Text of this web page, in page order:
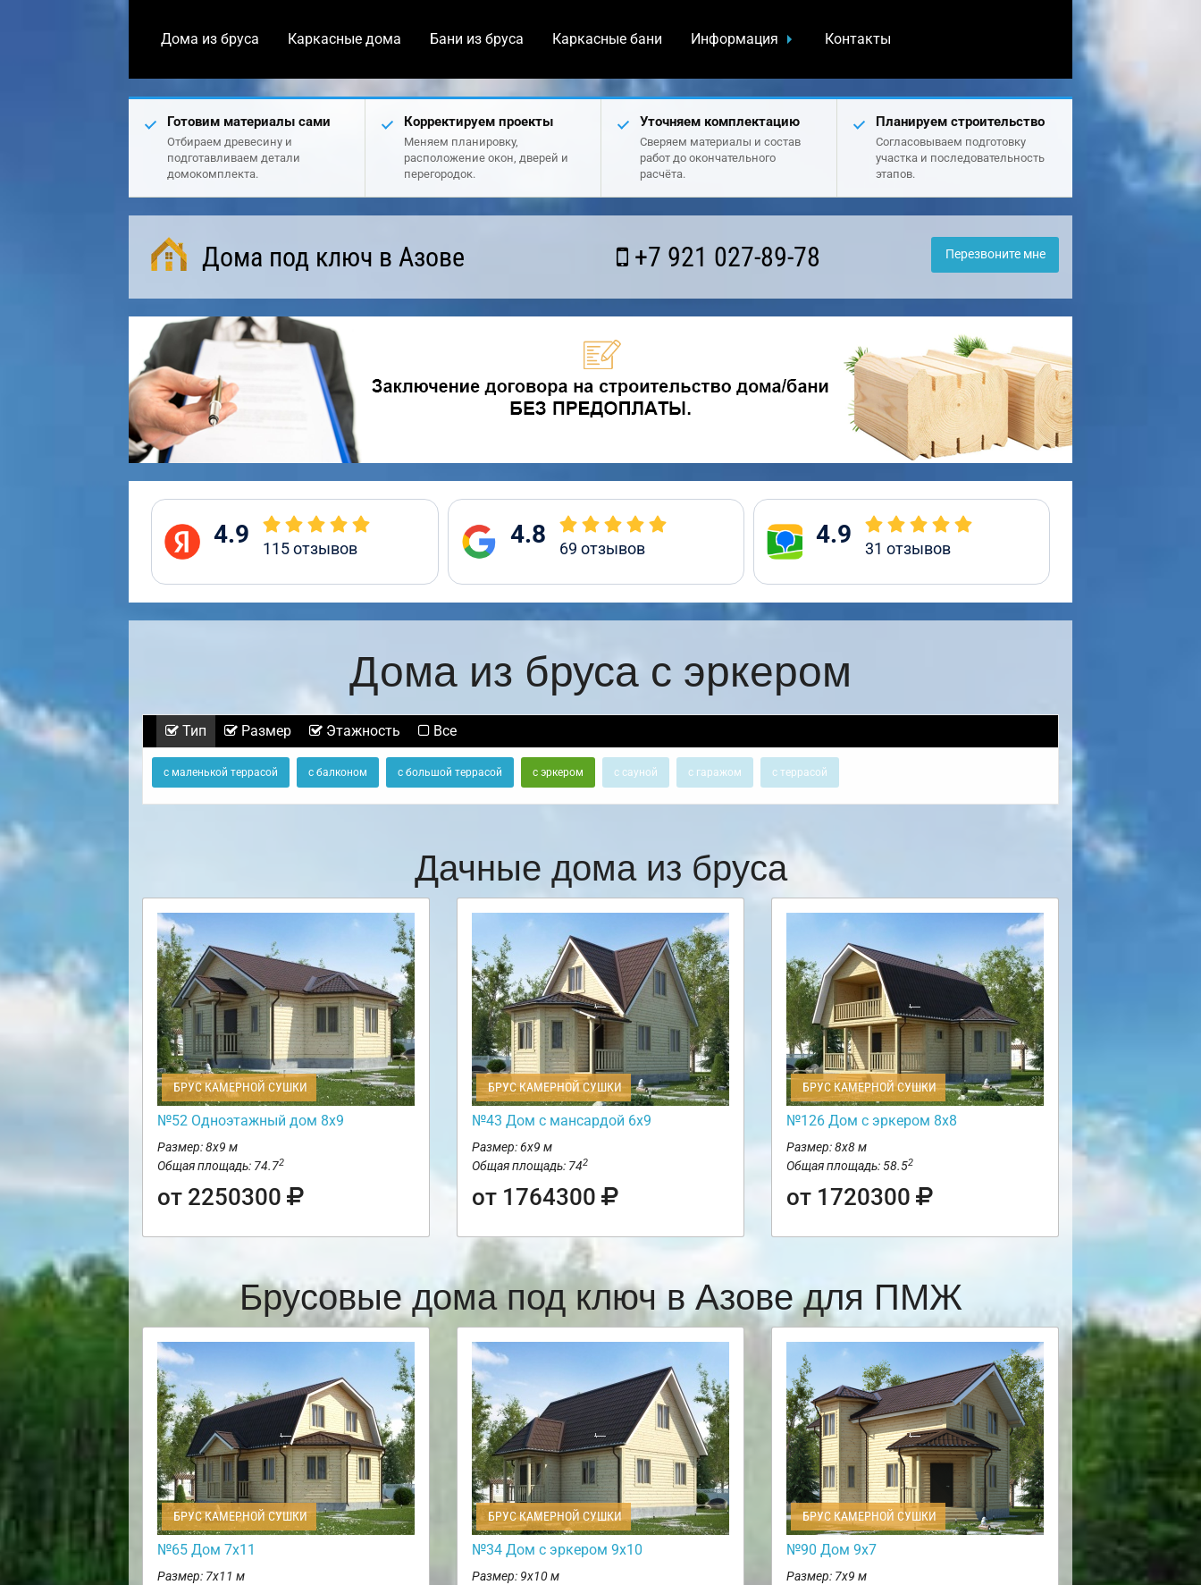
Дома из бруса Каркасные дома Бани из бруса Каркасные бани Информация Контакты
Готовим материалы сами
Отбираем древесину и
подготавливаем детали
домокомплекта.
Корректируем проекты
Меняем планировку,
расположение окон, дверей и
перегородок.
Уточняем комплектацию
Сверяем материалы и состав
работ до окончательного
расчёта.
Планируем строительство
Согласовываем подготовку
участка и последовательность
этапов.
Дома под ключ в Азове +7 921 027-89-78 Перезвоните мне
4.9 115отзывов 4.8 69 отзывов 4.9 31 отзывов
Дома из бруса с эркером
Тип Размер Этажность Все
с маленькой террасой с балконом с большой террасой с эркером с сауной с гаражом с террасой
Дачные дома из бруса
БРУС КАМЕРНОЙ СУШКИ
№52 Одноэтажный дом 8х9
Размер: 8х9 м
Общая площадь: 74.72
от 2250300
БРУС КАМЕРНОЙ СУШКИ
№43 Дом с мансардой 6х9
Размер: 6х9 м
Общая площадь: 742
от 1764300
БРУС КАМЕРНОЙ СУШКИ
№126 Дом с эркером 8х8
Размер: 8х8 м
Общая площадь: 58.52
от 1720300
Брусовые дома под ключ в Азове для ПМЖ
БРУС КАМЕРНОЙ СУШКИ
№65 Дом 7х11
Размер: 7х11 м
БРУС КАМЕРНОЙ СУШКИ
№34 Дом с эркером 9х10
Размер: 9х10 м
БРУС КАМЕРНОЙ СУШКИ
№90 Дом 9х7
Размер: 7х9 м